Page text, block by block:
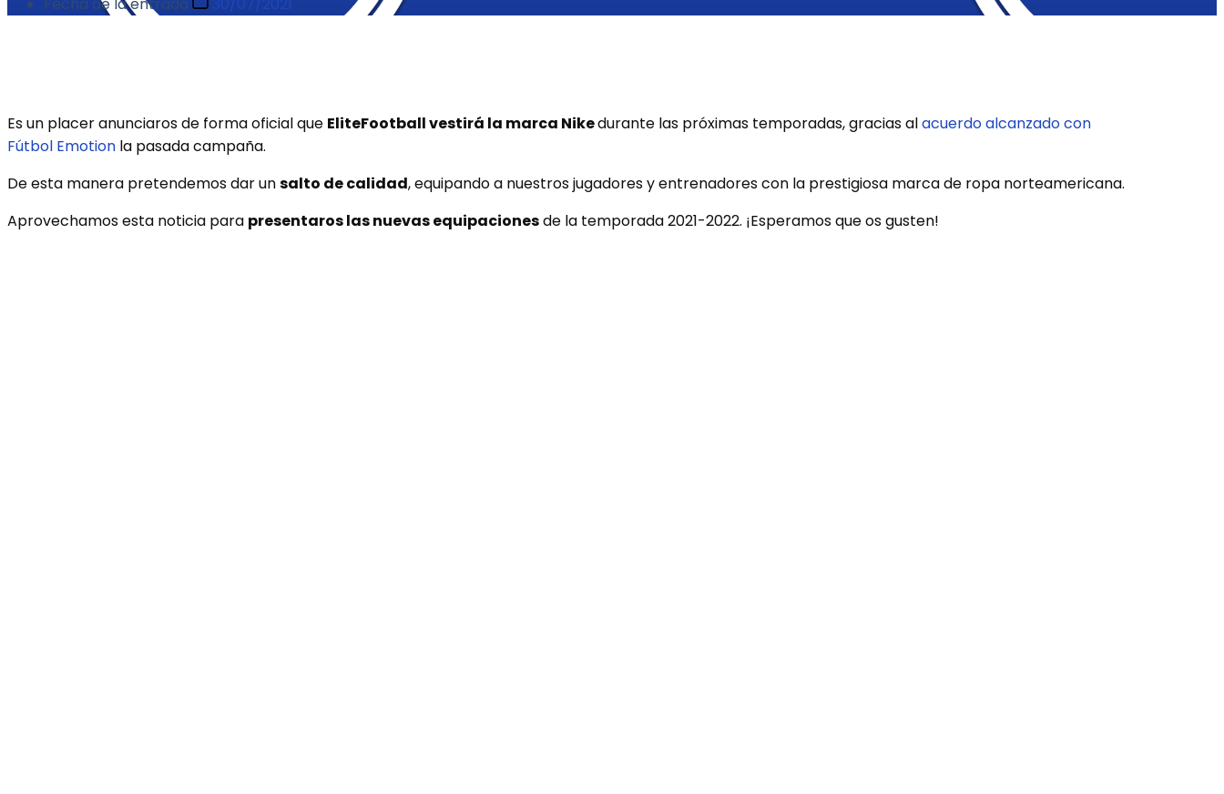
Es un placer anunciaros de forma oficial que EliteFootball vestirá la marca Nikedurante las próximas temporadas, gracias alacuerdo alcanzado con
Fútbol Emotion la pasada campaña.
De esta manera pretendemos dar unsalto de calidad, equipando a nuestros jugadores y entrenadores con la prestigiosa marca de ropa norteamericana.
Aprovechamos esta noticia para presentaros las nuevas equipacionesde la temporada 2021-2022. ¡Esperamos que os gusten!